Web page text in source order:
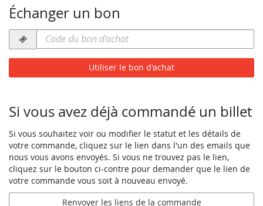
Échanger un bon
Code
du
bon
requis
Utiliser le bon d'achat
Si vous avez déjà commandé un billet
Si vous souhaitez voir ou modifier le statut et les détails de
votre commande, cliquez sur le lien dans l'un des emails que
nous vous avons envoyés. Si vous ne trouvez pas le lien,
cliquez sur le bouton ci-contre pour demander que le lien de
votre commande vous soit à nouveau envoyé.
Renvoyer les liens de la commande